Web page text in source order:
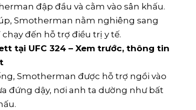
đập đầu và cằm vào sân khấu.
Smotherman nằm nghiêng sang
đến hỗ trợ điều trị y tế.
tại UFC 324 – Xem trước, thông tin
Smotherman được hỗ trợ ngồi vào
đứng dậy, nơi anh ta dường như bất